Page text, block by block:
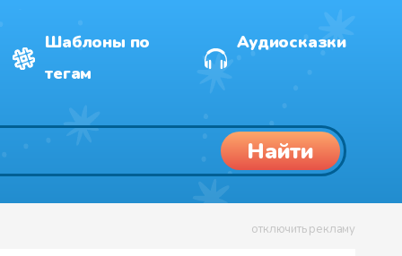
Шаблоны по
тегам
Аудиосказки
Найти
отключить рекламу